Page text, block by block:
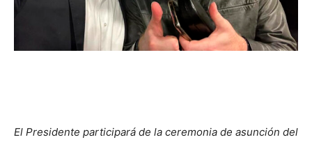
El Presidente participará de la ceremonia de asunción del